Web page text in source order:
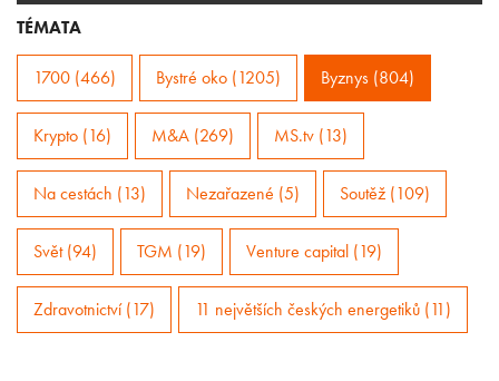
TÉMATA
1700 (466) Bystré oko (1205) Byznys (804)
Krypto (16) M&A (269) MS.tv (13)
Na cestách (13) Nezařazené (5) Soutěž (109)
Svět (94) TGM (19) Venture capital (19)
Zdravotnictví (17) 11 největších českých energetiků (11)